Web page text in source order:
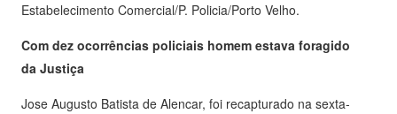
Estabelecimento Comercial/P. Policia/Porto Velho.
Com dez ocorrências policiais homem estava foragido
da Justiça
Jose Augusto Batista de Alencar, foi recapturado na sexta-